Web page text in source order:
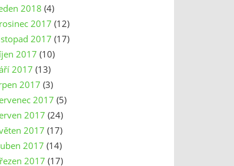
2018 (4)
2017 (12)
2017 (17)
2017 (10)
2017 (13)
2017 (3)
2017 (5)
2017 (24)
2017 (17)
2017 (14)
2017 (17)